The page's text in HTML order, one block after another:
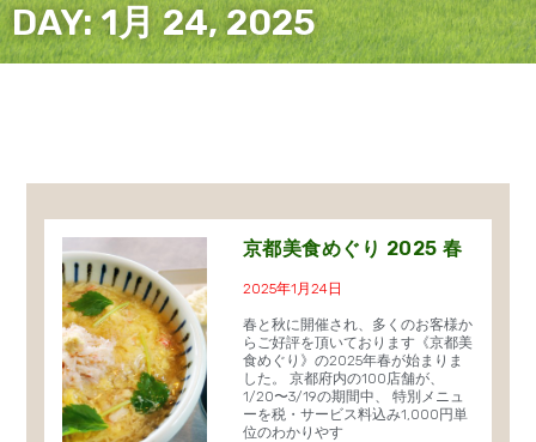
DAY: 1月 24, 2025
京都美食めぐり 2025 春
2025年1月24日
春と秋に開催され、多くのお客様か
らご好評を頂いております《京都美
食めぐり》の2025年春が始まりま
した。 京都府内の100店舗が、
1/20〜3/19の期間中、 特別メニュ
ーを税・サービス料込み1,000円単
位のわかりやす